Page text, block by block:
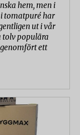
hem, men i
tomatpuré har
ut i vår
tolv populära
ett